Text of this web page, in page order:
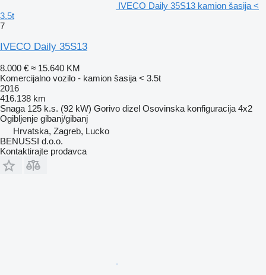
IVECO Daily 35S13 kamion šasija <
3.5t
7
IVECO Daily 35S13
8.000 € ≈ 15.640 KM
Komercijalno vozilo - kamion šasija < 3.5t
2016
416.138 km
Snaga 125 k.s. (92 kW) Gorivo dizel Osovinska konfiguracija 4x2
Ogibljenje gibanj/gibanj
Hrvatska, Zagreb, Lucko
BENUSSI d.o.o.
Kontaktirajte prodavca